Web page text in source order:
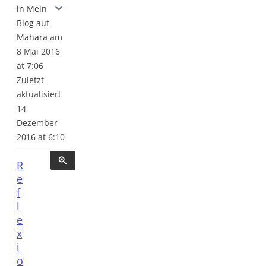
Reflexion auf das Seminar "Grundlagen der
in Mein
Blog auf
Maharaam
8 Mai 2016
at 7:06
Zuletzt
aktualisiert
14
Dezember
2016 at 6:10
R
e
f
l
e
x
i
o